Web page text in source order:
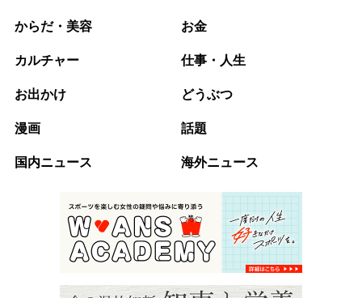
からだ・美容 お金
カルチャー 仕事・人生
お出かけ どうぶつ
漫画 話題
国内ニュース 海外ニュース